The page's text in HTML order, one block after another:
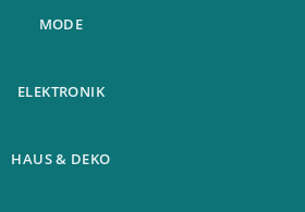
MODE
ELEKTRONIK
HAUS & DEKO
Stickerei